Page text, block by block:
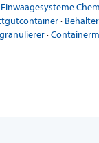
Einwaagesysteme
·
·